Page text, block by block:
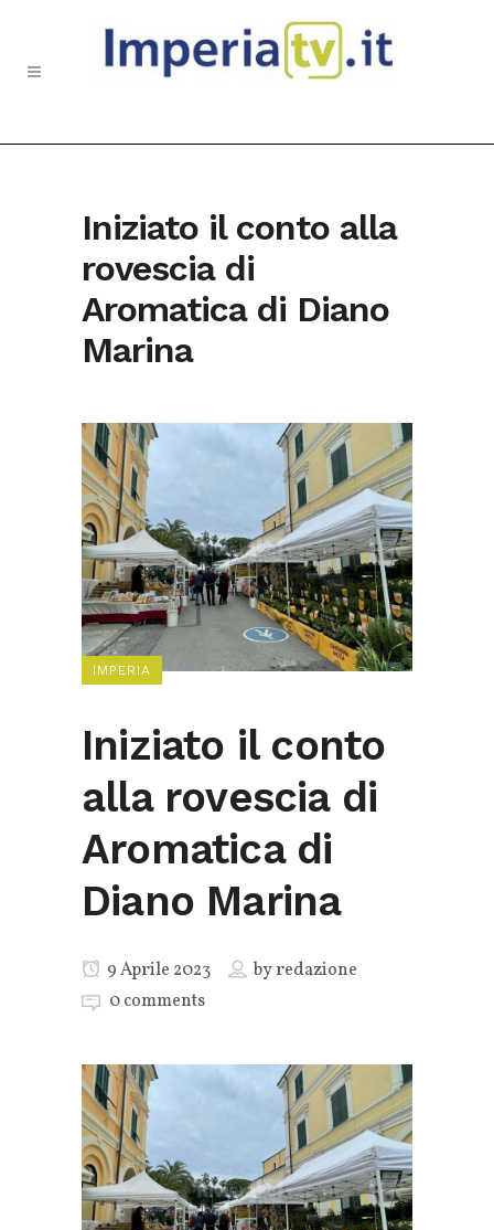
Iniziato il conto alla
rovescia di
Aromatica di Diano
Marina
IMPERIA
Iniziato il conto
alla rovescia di
Aromatica di
Diano Marina
9 Aprile 2023 byredazione
0 comments